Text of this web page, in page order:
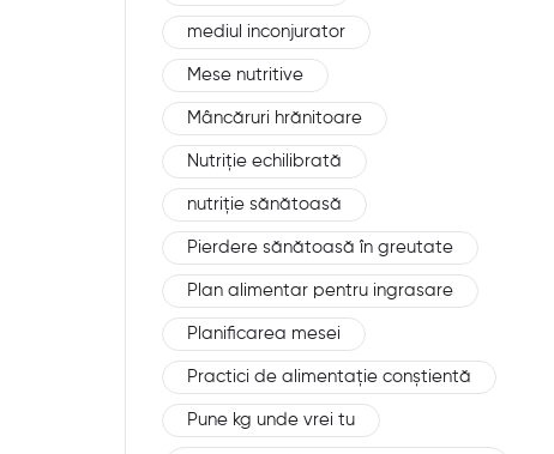
mediul inconjurator
Mese nutritive
Mâncăruri hrănitoare
Nutriție echilibrată
nutriție sănătoasă
Pierdere sănătoasă în greutate
Plan alimentar pentru ingrasare
Planificarea mesei
Practici de alimentație conștientă
Pune kg unde vrei tu